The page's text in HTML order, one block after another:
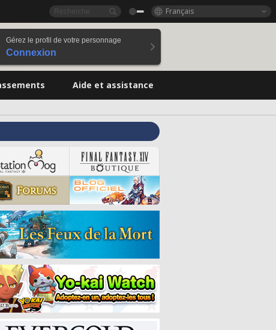
Français
Gérez le profil de votre personnage
Connexion
Aide et assistance